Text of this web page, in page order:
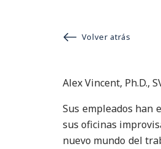
Volver atrás
Alex Vincent, Ph.D.,
Sus empleados han
sus oficinas
nuevo mundo del